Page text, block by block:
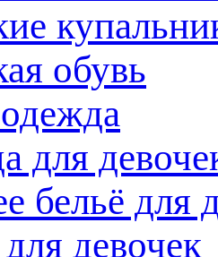
обувь
для
бельё для
девочек